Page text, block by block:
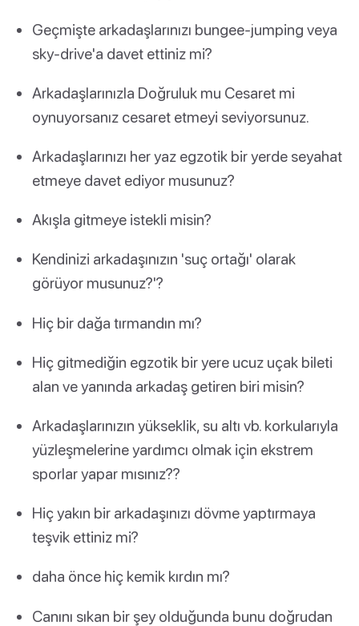
Geçmişte arkadaşlarınızı bungee-jumping veya
sky-drive'a davet ettiniz mi?
Arkadaşlarınızla Doğruluk mu Cesaret mi
oynuyorsanız cesaret etmeyi seviyorsunuz.
Arkadaşlarınızı her yaz egzotik bir yerde seyahat
etmeye davet ediyor musunuz?
Akışla gitmeye istekli misin?
Kendinizi arkadaşınızın 'suç ortağı' olarak
görüyor musunuz?'?
Hiç bir dağa tırmandın mı?
Hiç gitmediğin egzotik bir yere ucuz uçak bileti
alan ve yanında arkadaş getiren biri misin?
Arkadaşlarınızın yükseklik, su altı vb. korkularıyla
yüzleşmelerine yardımcı olmak için ekstrem
sporlar yapar mısınız??
Hiç yakın bir arkadaşınızı dövme yaptırmaya
teşvik ettiniz mi?
daha önce hiç kemik kırdın mı?
Canını sıkan bir şey olduğunda bunu doğrudan